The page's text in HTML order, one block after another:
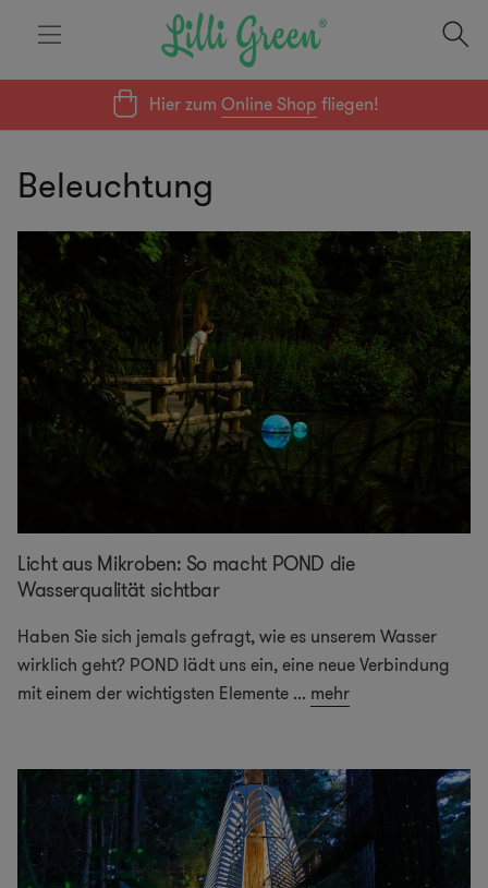
Hier zumOnline Shop fliegen!
Beleuchtung
Licht aus Mikroben: So macht POND die
Wasserqualität sichtbar
Haben Sie sich jemals gefragt, wie es unserem Wasser
wirklich geht? POND lädt uns ein, eine neue Verbindung
mit einem der wichtigsten Elemente ... mehr